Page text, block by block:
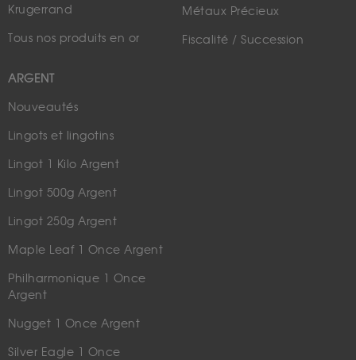
Krugerrand
Tous nos produits en or
ARGENT
Nouveautés
Lingots et lingotins
Lingot 1 Kilo Argent
Lingot 500g Argent
Lingot 250g Argent
Maple Leaf 1 Once Argent
Philharmonique 1 Once
Argent
Nugget 1 Once Argent
Silver Eagle 1 Once
Métaux Précieux
Fiscalité / Succession